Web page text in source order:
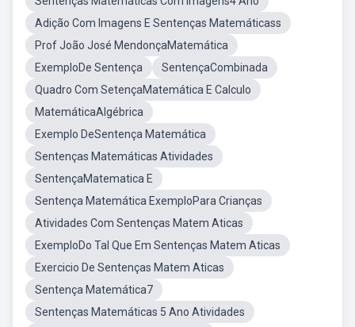
Adição Com Imagens E Sentenças Matemáticass
Prof João José MendonçaMatemática
ExemploDe Sentença
SentençaCombinada
Quadro Com SetençaMatemática E Calculo
MatemáticaAlgébrica
Exemplo DeSentença Matemática
Sentenças Matemáticas Atividades
SentençaMatematica E
Sentença Matemática ExemploPara Crianças
Atividades Com Sentenças Matem Aticas
ExemploDo Tal Que Em Sentenças Matem Aticas
Exercicio De Sentenças Matem Aticas
Sentença Matemática7
Sentenças Matemáticas 5 Ano Atividades